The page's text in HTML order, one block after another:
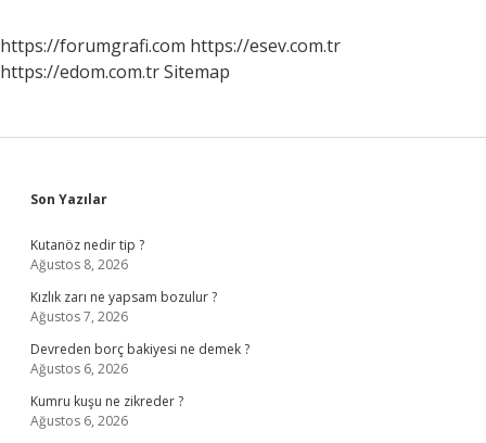
https://forumgrafi.com https://esev.com.tr
https://edom.com.trSitemap
Sidebar
Son Yazılar
Kutanöz nedir tip ?
Ağustos 8, 2026
Kızlık zarı ne yapsam bozulur ?
Ağustos 7, 2026
Devreden borç bakiyesi ne demek ?
Ağustos 6, 2026
Kumru kuşu ne zikreder ?
Ağustos 6, 2026